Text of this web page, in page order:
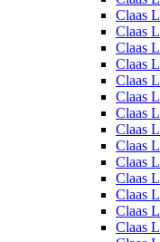
Claas
Claas
Claas
Claas
Claas
Claas
Claas
Claas
Claas
Claas
Claas
Claas
Claas
Claas